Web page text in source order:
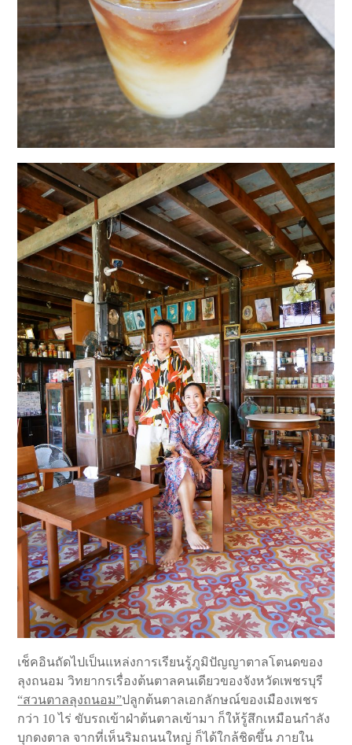
เช็คอินถัดไปเป็นแหล่งการเรียนรู้ภูมิปัญญาตาลโตนดของ
ลุงถนอม วิทยากรเรื่องต้นตาลคนเดียวของจังหวัดเพชรบุรี
“สวนตาลลุงถนอม”ปลูกต้นตาลเอกลักษณ์ของเมืองเพชร
กว่า 10 ไร่ ขับรถเข้าฝ่าต้นตาลเข้ามา ก็ให้รู้สึกเหมือนกำลัง
บุกดงตาล จากที่เห็นริมถนนใหญ่ ก็ได้ใกล้ชิดขึ้น ภายใน